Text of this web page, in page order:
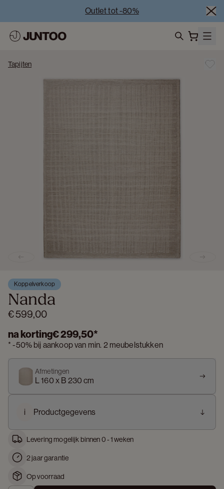
Outlet tot -80%
Outlet tot -80%
Uitverkoop van showroommodellen – Bezoek onze
showrooms
meubelstukken
Tapijten
Previous slide
Koppelverkoop
Nanda
€ 599,00
na korting€ 299,50*
*-50% bij aankoop van min. 2 meubelstukken
Afmetingen
L 160 x B 230 cm
i Productgegevens
Levering mogelijk binnen 0 - 1 weken
2 jaar garantie
Op voorraad